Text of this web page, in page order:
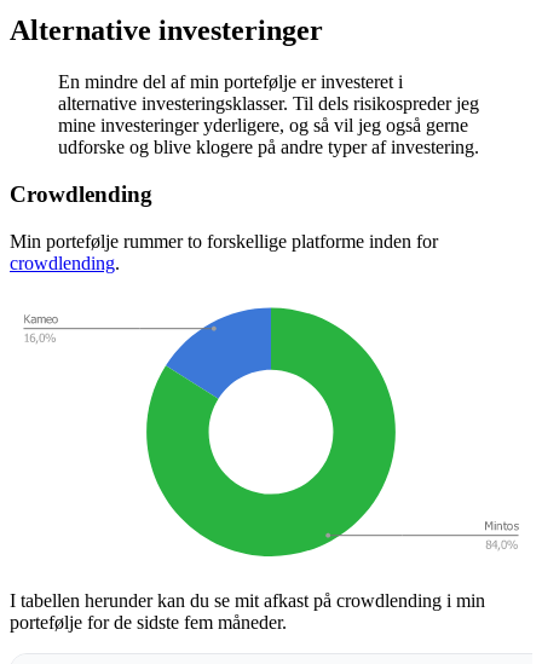
Alternative investeringer
En mindre del af min portefølje er investeret i
alternative investeringsklasser. Til dels risikospreder jeg
mine investeringer yderligere, og så vil jeg også gerne
udforske og blive klogere på andre typer af investering.
Crowdlending
Min portefølje rummer to forskellige platforme inden for
crowdlending.
I tabellen herunder kan du se mit afkast på crowdlending i min
portefølje for de sidste fem måneder.